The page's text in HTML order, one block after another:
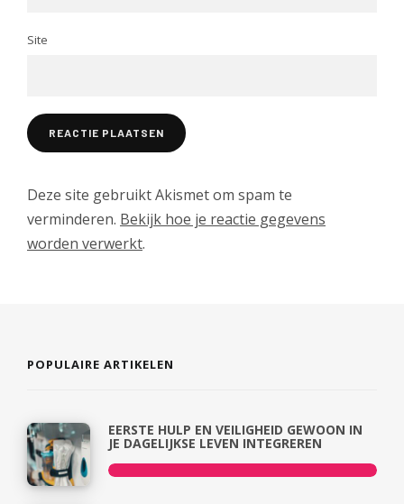
Site
Deze site gebruikt Akismet om spam te
verminderen. Bekijk hoe je reactie gegevens
worden verwerkt.
POPULAIRE ARTIKELEN
EERSTE HULP EN VEILIGHEID GEWOON IN
JE DAGELIJKSE LEVEN INTEGREREN